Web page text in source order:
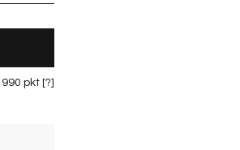
990 pkt [?]